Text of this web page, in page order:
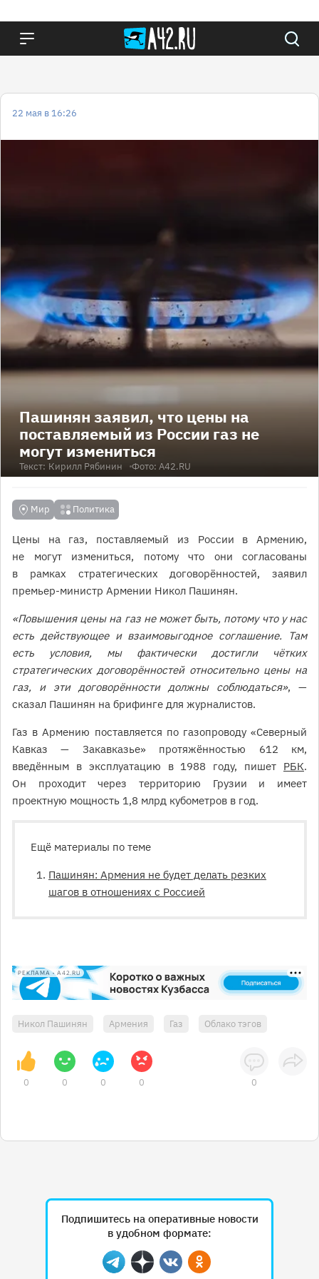
22 мая в 16:26
Пашинян заявил, что цены на
поставляемый из России газ не
могут измениться
Текст: Кирилл Рябинин Фото: А42.RU
Мир Политика
Цены на газ, поставляемый из России в Армению,
не могут измениться, потому что они согласованы
в рамках стратегических договорённостей, заявил
премьер-министр Армении Никол Пашинян.
«Повышения цены на газ не может быть, потому что у нас
есть действующее и взаимовыгодное соглашение. Там
есть условия, мы фактически достигли чётких
стратегических договорённостей относительно цены на
газ, и эти договорённости должны соблюдаться», —
сказал Пашинян на брифинге для журналистов.
Газ в Армению поставляется по газопроводу «Северный
Кавказ — Закавказье» протяжённостью 612 км,
введённым в эксплуатацию в 1988 году, пишет РБК.
Он проходит через территорию Грузии и имеет
проектную мощность 1,8 млрд кубометров в год.
Ещё материалы по теме
Пашинян: Армения не будет делать резких
шагов в отношениях с Россией
РЕКЛАМА • A42.RU
Никол Пашинян Армения Газ Облако тэгов
0 0 0 0 0
Подпишитесь на оперативные новости
в удобном формате:
Telegram
ДзенВконтактеОдноклассники